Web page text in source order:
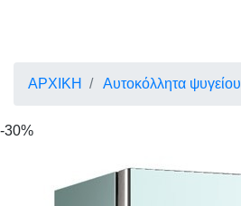
ΑΡΧΙΚΗ Αυτοκόλλητα ψυγείου
-30%